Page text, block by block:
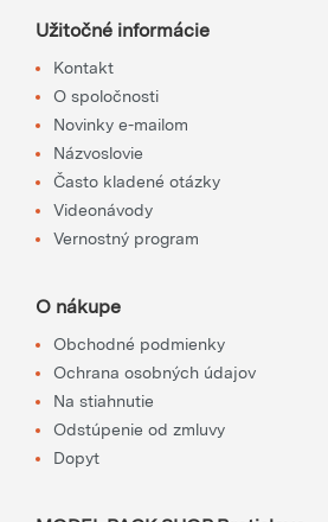
Užitočné informácie
Kontakt
O spoločnosti
Novinky e-mailom
Názvoslovie
Často kladené otázky
Videonávody
Vernostný program
O nákupe
Obchodné podmienky
Ochrana osobných údajov
Na stiahnutie
Odstúpenie od zmluvy
Dopyt